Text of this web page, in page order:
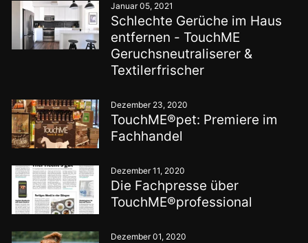
Januar 05, 2021
Schlechte Gerüche im Haus
entfernen - TouchME
Geruchsneutraliserer &
Textilerfrischer
Dezember 23, 2020
TouchME®pet: Premiere im
Fachhandel
Dezember 11, 2020
Die Fachpresse über
TouchME®professional
Dezember 01, 2020